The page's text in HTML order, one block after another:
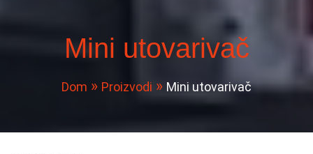
Mini utovarivač
Dom Proizvodi Mini utovarivač